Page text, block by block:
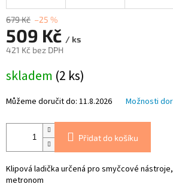
679 Kč –25 %
509 Kč / ks
421 Kč bez DPH
cena:
skladem (2 ks)
Můžeme doručit do: 11.8.2026 Možnosti
Přidat do košíku
Klipová ladička určená pro smyčcové
metronom